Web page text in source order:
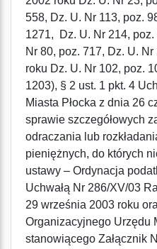
558, Dz. U. Nr 113, poz.
1271, Dz. U. Nr 214,
Nr 80, poz. 717, Dz. U.
roku Dz. U. Nr 102, poz.
1203), § 2 ust. 1 pkt. 4
Miasta Płocka z dnia 26
sprawie szczegółowych
odraczania lub
pieniężnych, do których
ustawy – Ordynacja
Uchwałą Nr 286/XV/03
29 września 2003 roku
Organizacyjnego Urzędu
stanowiącego Załącznik